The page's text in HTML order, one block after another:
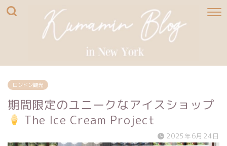
ロンドン観光
期間限定のユニークなアイスショップ
The Ice Cream Project
2025年6月24日